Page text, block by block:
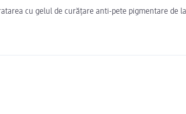
cu gelul de curățare anti-pete pigmentare de